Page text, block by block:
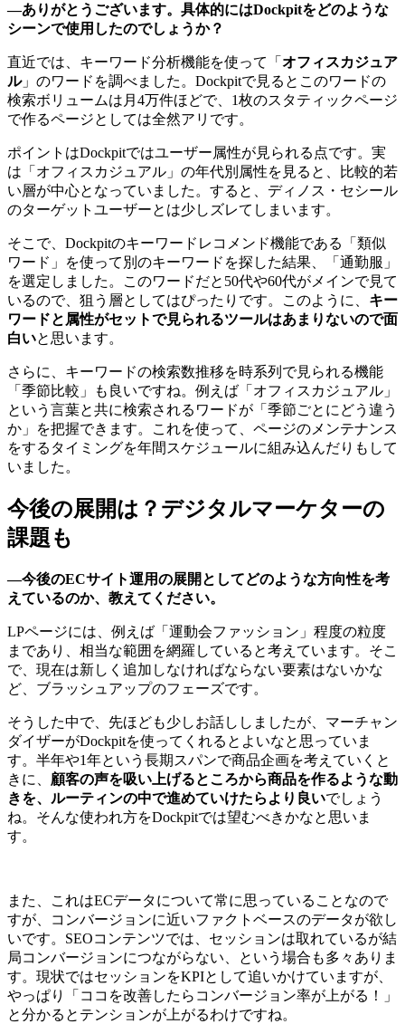
―ありがとうございます。具体的にはDockpitをどのような
シーンで使用したのでしょうか？
直近では、キーワード分析機能を使って「 オフィスカジュア
ル」のワードを調べました。Dockpitで見るとこのワードの
検索ボリュームは月4万件ほどで、1枚のスタティックページ
で作るページとしては全然アリです。
ポイントはDockpitではユーザー属性が見られる点です。実
は「オフィスカジュアル」の年代別属性を見ると、比較的若
い層が中心となっていました。すると、ディノス・セシール
のターゲットユーザーとは少しズレてしまいます。
そこで、Dockpitのキーワードレコメンド機能である「類似
ワード」を使って別のキーワードを探した結果、「通勤服」
を選定しました。このワードだと50代や60代がメインで見て
いるので、狙う層としてはぴったりです。このように、 キー
ワードと属性がセットで見られるツールはあまりないので面
白いと思います。
さらに、キーワードの検索数推移を時系列で見られる機能
「季節比較」も良いですね。例えば「オフィスカジュアル」
という言葉と共に検索されるワードが「季節ごとにどう違う
か」を把握できます。これを使って、ページのメンテナンス
をするタイミングを年間スケジュールに組み込んだりもして
いました。
今後の展開は？デジタルマーケターの
課題も
―今後のECサイト運用の展開としてどのような方向性を考
えているのか、教えてください。
LPページには、例えば「運動会ファッション」程度の粒度
まであり、相当な範囲を網羅していると考えています。そこ
で、現在は新しく追加しなければならない要素はないかな
ど、ブラッシュアップのフェーズです。
そうした中で、先ほども少しお話ししましたが、マーチャン
ダイザーがDockpitを使ってくれるとよいなと思っていま
す。半年や1年という長期スパンで商品企画を考えていくと
きに、 顧客の声を吸い上げるところから商品を作るような動
きを、ルーティンの中で進めていけたらより良いでしょう
ね。そんな使われ方をDockpitでは望むべきかなと思いま
す。
また、これはECデータについて常に思っていることなので
すが、コンバージョンに近いファクトベースのデータが欲し
いです。SEOコンテンツでは、セッションは取れているが結
局コンバージョンにつながらない、という場合も多々ありま
す。現状ではセッションをKPIとして追いかけていますが、
やっぱり「ココを改善したらコンバージョン率が上がる！」
と分かるとテンションが上がるわけですね。